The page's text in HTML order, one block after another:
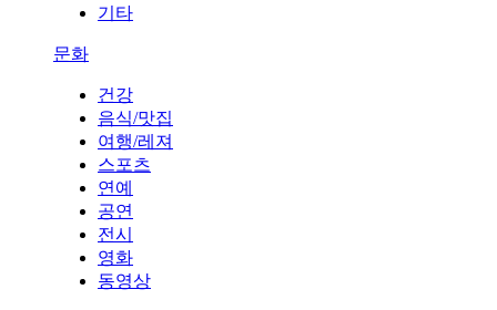
기타
문화
건강
음식/맛집
여행/레져
스포츠
연예
공연
전시
영화
동영상